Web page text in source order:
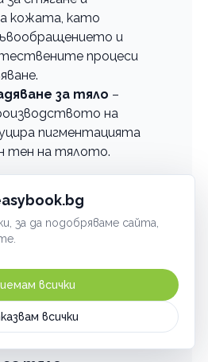
за да подобряваме сайта,
всички
всички
кожата, като
и
процеси
за тяло –
на
пигментацията
тен на тялото.
от третираната
процедурата да се
на мазни кремове и масла
процедурата е добре
на вода